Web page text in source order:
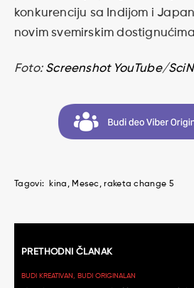
konkurenciju sa Indijom i
novim svemirskim
Foto: Screenshot YouTube/
Tagovi: kina Mesec raketa change 5
članaka
PRETHODNI ČLANAK
BUDI KREATIVAN, BUDI ORIGINALAN